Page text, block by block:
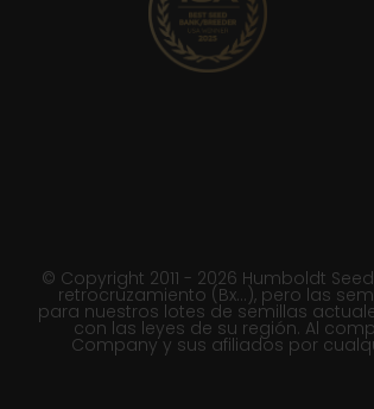
© Copyright 2011 - 2026 Humboldt
retrocruzamiento (Bx...), pero las
para nuestros lotes de semillas
con las leyes de su región. Al
Company y sus afiliados por